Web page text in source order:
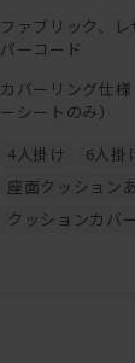
ファブリック、
パーコード
カバーリング仕
ーシートのみ）
4人掛け 6人掛
座面クッション
クッションカバ